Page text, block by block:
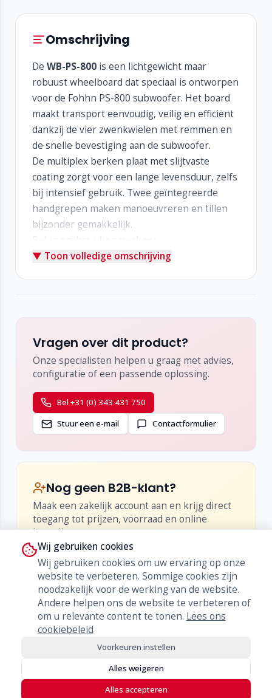
Omschrijving
De WB-PS-800is een lichtgewicht maar
robuust wheelboard dat speciaal is ontworpen
voor de Fohhn PS-800 subwoofer. Het board
maakt transport eenvoudig, veilig en efficiënt
dankzij de vier zwenkwielen met remmen en
de snelle bevestiging aan de subwoofer.
De multiplex berken plaat met slijtvaste
coating zorgt voor een lange levensduur, zelfs
bij intensief gebruik. Twee geïntegreerde
handgrepen maken manoeuvreren en tillen
bijzonder gemakkelijk.
Speciaal ontwikkeld voor de Fohhn PS-800
Twee handgrepen voor comfortabel hanteren
Vervaardigd uit multiplex berken met slijtvaste
coating
Gewicht: 7,3 kg
Optionele accessoires:
Transportcover (TC-PS-800-WB)
Frontlid (TD-PS-800)
▼ Toon volledige omschrijving
Vragen over dit product?
Onze specialisten helpen u graag met advies,
configuratie of een passende oplossing.
Bel +31 (0) 343 431 750
Stuur een e-mail
Contactformulier
Nog geen B2B-klant?
Maak een zakelijk account aan en krijg direct
toegang tot prijzen, voorraad en online
bestellen.
•Inzicht in netto-prijzen en kortingen
Live voorraad en levertijden
Bestellen, herbestellen en orderhistorie
Word klant
Wij gebruiken cookies
Wij gebruiken cookies om uw ervaring op onze
website te verbeteren. Sommige cookies zijn
noodzakelijk voor de werking van de website.
Andere helpen ons de website te verbeteren of
om u relevante content te tonen. Lees ons
cookiebeleid
Voorkeuren instellen
Alles weigeren
Alles accepteren